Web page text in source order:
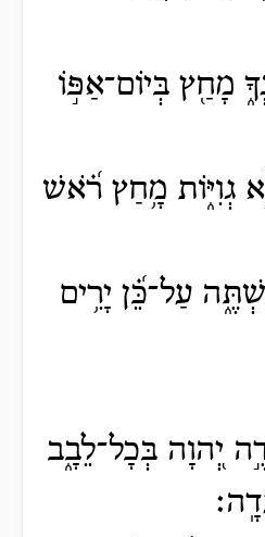
מָחַ֖ץ בְּיוֹם־אַפּ֣וֹ
גְוִיּ֑וֹת מָ֥חַץ רֹ֗֝אשׁ
עַל־כֵּ֗֝ן יָרִ֥ים
יְ֭הוָה בְּכָל־לֵבָ֑ב